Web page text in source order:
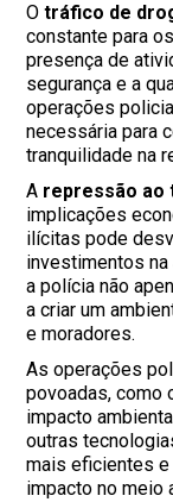
Otráfico de
constante para
presença de
segurança e a
operações
necessária para
tranquilidade na
A repressão ao
implicações
ilícitas pode
investimentos
a polícia não
a criar um
e moradores.
As operações
povoadas, como
impacto
outras
mais eficientes
impacto no meio